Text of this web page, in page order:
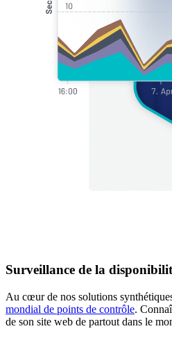
Surveillance de la
Au cœur de nos solutions
mondial de points de contrôle.
de son site web de partout dans le